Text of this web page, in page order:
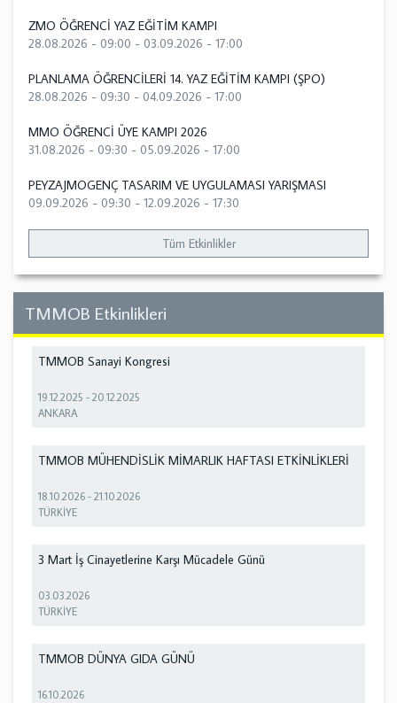
ZMO ÖĞRENCİ YAZ EĞİTİM KAMPI
28.08.2026 - 09:00 - 03.09.2026 - 17:00
PLANLAMA ÖĞRENCİLERİ 14. YAZ EĞİTİM KAMPI (ŞPO)
28.08.2026 - 09:30 - 04.09.2026 - 17:00
MMO ÖĞRENCİ ÜYE KAMPI 2026
31.08.2026 - 09:30 - 05.09.2026 - 17:00
PEYZAJMOGENÇ TASARIM VE UYGULAMASI YARIŞMASI
09.09.2026 - 09:30 - 12.09.2026 - 17:30
Tüm Etkinlikler
TMMOB Etkinlikleri
TMMOB Sanayi Kongresi
19.12.2025 -20.12.2025
ANKARA
TMMOB MÜHENDİSLİK MİMARLIK HAFTASI ETKİNLİKLERİ
18.10.2026 -21.10.2026
TÜRKİYE
3 Mart İş Cinayetlerine Karşı Mücadele Günü
03.03.2026
TÜRKİYE
TMMOB DÜNYA GIDA GÜNÜ
16.10.2026